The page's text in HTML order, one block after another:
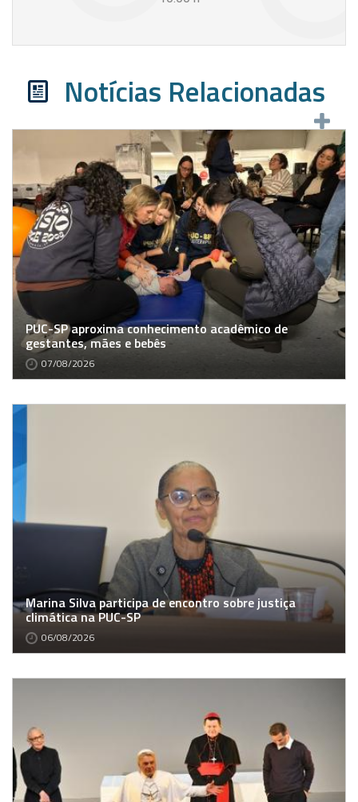
Notícias Relacionadas
PUC-SP aproxima conhecimento acadêmico de
gestantes, mães e bebês
07/08/2026
Marina Silva participa de encontro sobre justiça
climática na PUC-SP
06/08/2026